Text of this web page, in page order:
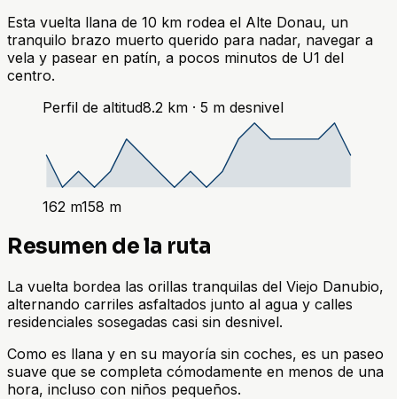
Esta vuelta llana de 10 km rodea el Alte Donau, un
tranquilo brazo muerto querido para nadar, navegar a
vela y pasear en patín, a pocos minutos de U1 del
centro.
Perfil de altitud8.2 km · 5 m desnivel
162 m158 m
Resumen de la ruta
La vuelta bordea las orillas tranquilas del Viejo Danubio,
alternando carriles asfaltados junto al agua y calles
residenciales sosegadas casi sin desnivel.
Como es llana y en su mayoría sin coches, es un paseo
suave que se completa cómodamente en menos de una
hora, incluso con niños pequeños.